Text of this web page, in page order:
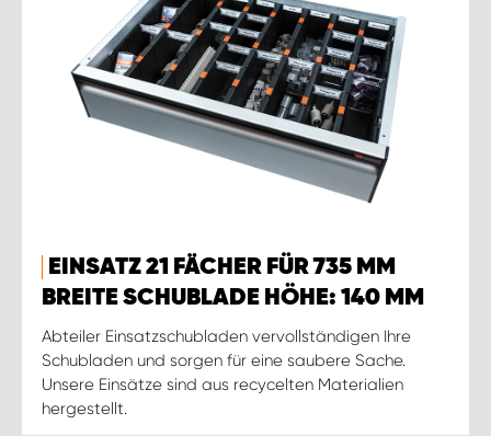
EINSATZ 21 FÄCHER FÜR 735 MM
BREITE SCHUBLADE HÖHE: 140 MM
Abteiler Einsatzschubladen vervollständigen Ihre
Schubladen und sorgen für eine saubere Sache.
Unsere Einsätze sind aus recycelten Materialien
hergestellt.